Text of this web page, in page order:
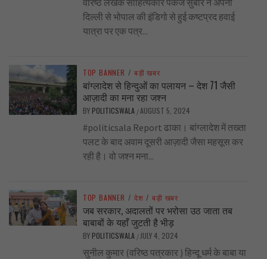
दिल्ली से भोपाल की इंडिगो से हुई कष्टप्रद हवाई
यात्रा पर एक पत्र...
TOP BANNER / बड़ी खबर
बांग्लादेश से हिन्दुओं का पलायन – देश 71 जैसी
आज़ादी का मना रहा जश्न
BY POLITICSWALA /AUGUST 5, 2024
#politicsala Report ढाका। बांग्लादेश में तख्ता
पलट के बाद अवाम दूसरी आज़ादी जैसा महसूस कर
रही है। वो जश्न मना...
TOP BANNER / देश / बड़ी खबर
जब सरकार, अदालतों पर भरोसा उठ जाता तब
बाबाबों के यहाँ जुटती है भीड़
BY POLITICSWALA / JULY 4, 2024
सुनील कुमार (वरिष्ठ पत्रकार ) हिन्दू धर्म के बाबा या